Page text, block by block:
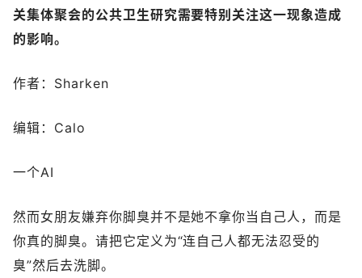
关集体聚会的公共卫生研究需要特别关注这一现象造成
的影响。
作者：Sharken
编辑：Calo
一个AI
然而女朋友嫌弃你脚臭并不是她不拿你当自己人，而是
你真的脚臭。请把它定义为“连自己人都无法忍受的
臭”然后去洗脚。